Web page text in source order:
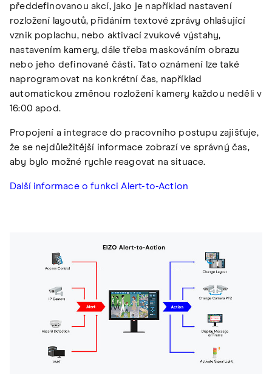
předdefinovanou akcí, jako je například nastavení
rozložení layoutů, přidáním textové zprávy ohlašující
vznik poplachu, nebo aktivací zvukové výstahy,
nastavením kamery, dále třeba maskováním obrazu
nebo jeho definované části. Tato oznámení lze také
naprogramovat na konkrétní čas, například
automatickou změnou rozložení kamery každou neděli v
16:00 apod.
Propojení a integrace do pracovního postupu zajišťuje,
že se nejdůležitější informace zobrazí ve správný čas,
aby bylo možné rychle reagovat na situace.
Další informace o funkci Alert-to-Action